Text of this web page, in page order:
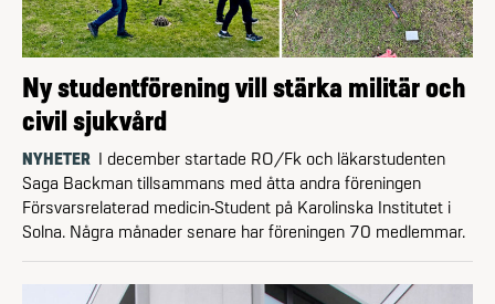
Ny studentförening vill stärka militär och
civil sjukvård
NYHETER I december startade RO/Fk och läkarstudenten
Saga Backman tillsammans med åtta andra föreningen
Försvarsrelaterad medicin-Student på Karolinska Institutet i
Solna. Några månader senare har föreningen 70 medlemmar.